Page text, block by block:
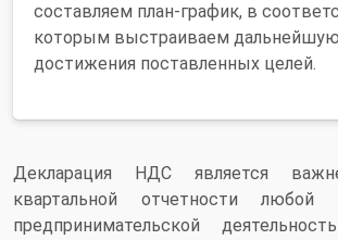
составляем план-график, в
которым выстраиваем дальнейшую
достижения поставленных целей.
Декларация НДС является
квартальной отчетности любой
предпринимательской